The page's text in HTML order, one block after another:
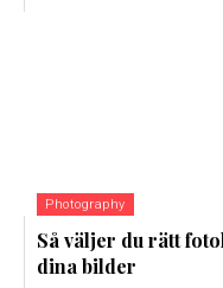
Photography
Så väljer du rätt
dina bilder